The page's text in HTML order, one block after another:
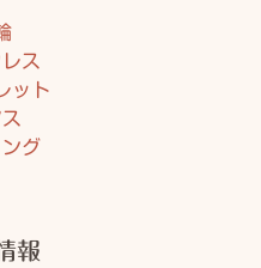
ス
ット
グ
報